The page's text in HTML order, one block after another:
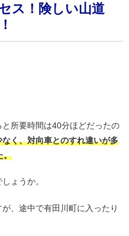
ス！険しい山道
所要時間は40分ほどだったの
く、対向車とのすれ違いが多
。
ょうか。
、途中で有田川町に入ったり